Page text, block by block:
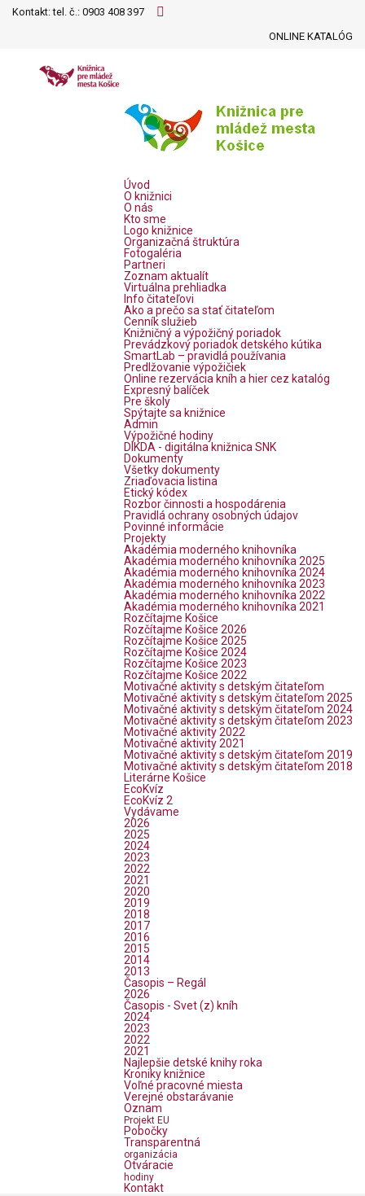
Kontakt: tel. č.: 0903 408 397
ONLINE KATALÓG
Úvod
O knižnici
O nás
Kto sme
Logo knižnice
Organizačná štruktúra
Fotogaléria
Partneri
Zoznam aktualít
Virtuálna prehliadka
Info čitateľovi
Ako a prečo sa stať čitateľom
Cenník služieb
Knižničný a výpožičný poriadok
Prevádzkový poriadok detského kútika
SmartLab – pravidlá používania
Predlžovanie výpožičiek
Online rezervácia kníh a hier cez katalóg
Expresný balíček
Pre školy
Spýtajte sa knižnice
Admin
Výpožičné hodiny
DIKDA - digitálna knižnica SNK
Dokumenty
Všetky dokumenty
Zriaďovacia listina
Etický kódex
Rozbor činnosti a hospodárenia
Pravidlá ochrany osobných údajov
Povinné informácie
Projekty
Akadémia moderného knihovníka
Akadémia moderného knihovníka 2025
Akadémia moderného knihovníka 2024
Akadémia moderného knihovníka 2023
Akadémia moderného knihovníka 2022
Akadémia moderného knihovníka 2021
Rozčítajme Košice
Rozčítajme Košice 2026
Rozčítajme Košice 2025
Rozčítajme Košice 2024
Rozčítajme Košice 2023
Rozčítajme Košice 2022
Motivačné aktivity s detským čitateľom
Motivačné aktivity s detským čitateľom 2025
Motivačné aktivity s detským čitateľom 2024
Motivačné aktivity s detským čitateľom 2023
Motivačné aktivity 2022
Motivačné aktivity 2021
Motivačné aktivity s detským čitateľom 2019
Motivačné aktivity s detským čitateľom 2018
Literárne Košice
EcoKvíz
EcoKvíz 2
Vydávame
2026
2025
2024
2023
2022
2021
2020
2019
2018
2017
2016
2015
2014
2013
Časopis – Regál
2026
Časopis - Svet (z) kníh
2024
2023
2022
2021
Najlepšie detské knihy roka
Kroniky knižnice
Voľné pracovné miesta
Verejné obstarávanie
Oznam
Projekt EU
Pobočky
Transparentná
organizácia
Otváracie
hodiny
Kontakt